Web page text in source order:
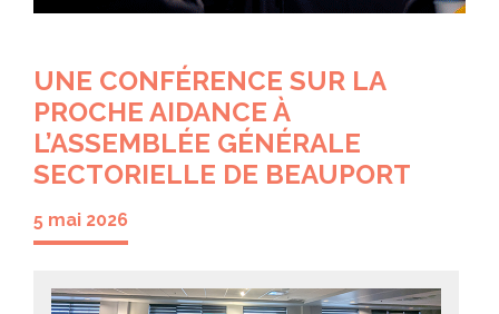
UNE CONFÉRENCE SUR LA
PROCHE AIDANCE À
L’ASSEMBLÉE GÉNÉRALE
SECTORIELLE DE BEAUPORT
5 mai 2026